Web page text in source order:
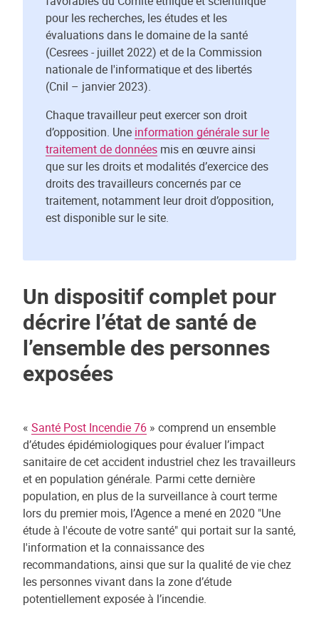
pour les recherches, les études et les
évaluations dans le domaine de la santé
(Cesrees - juillet 2022) et de la Commission
nationale de l'informatique et des libertés
(Cnil – janvier 2023).
Chaque travailleur peut exercer son droit
d’opposition. Une information générale sur le
traitement de données mis en œuvre ainsi
que sur les droits et modalités d’exercice des
droits des travailleurs concernés par ce
traitement, notamment leur droit d’opposition,
est disponible sur le site.
Un dispositif complet pour
décrire l’état de santé de
l’ensemble des personnes
exposées
« Santé Post Incendie 76 » comprend un ensemble
d’études épidémiologiques pour évaluer l’impact
sanitaire de cet accident industriel chez les travailleurs
et en population générale. Parmi cette dernière
population, en plus de la surveillance à court terme
lors du premier mois, l’Agence a mené en 2020 "Une
étude à l'écoute de votre santé" qui portait sur la santé,
l'information et la connaissance des
recommandations, ainsi que sur la qualité de vie chez
les personnes vivant dans la zone d’étude
potentiellement exposée à l’incendie.